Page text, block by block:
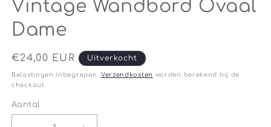
Vintage Wandbord Ovaal
Dame
Normale
prijs
€24,00 EUR Uitverkocht
Belastingen inbegrepen. Verzendkosten worden berekend bij de
checkout.
Aantal
Aantal